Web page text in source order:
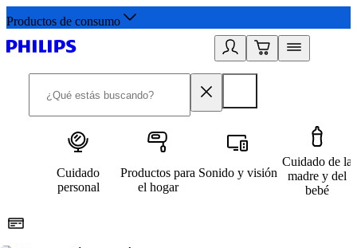
Productos de consumo
Cuidado
personal
Productos para
el hogar
Sonido y visión
Cuidado de la
madre y del
bebé